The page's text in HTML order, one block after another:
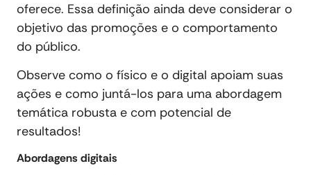
oferece. Essa definição ainda deve considerar o
objetivo das promoções e o comportamento
do público.
Observe como o físico e o digital apoiam suas
ações e como juntá-los para uma abordagem
temática robusta e com potencial de
resultados!
Abordagens digitais